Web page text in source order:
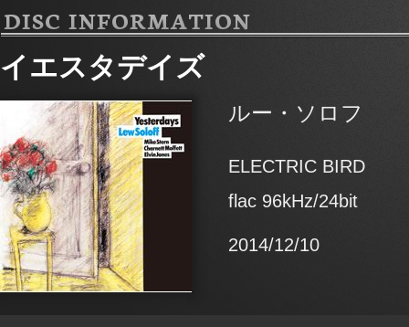
DISC INFORMATION
イエスタデイズ
ルー・ソロフ
ELECTRIC BIRD
flac 96kHz/24bit
2014/12/10